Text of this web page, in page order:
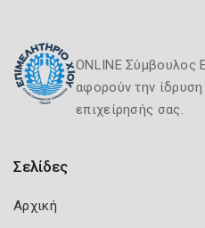
ONLINE Σύμβουλος
αφορούν την ίδρυση
επιχείρησής σας.
Σελίδες
Αρχική